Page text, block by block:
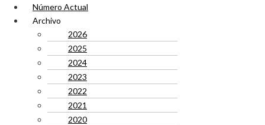
Número Actual
Archivo
2026
2025
2024
2023
2022
2021
2020